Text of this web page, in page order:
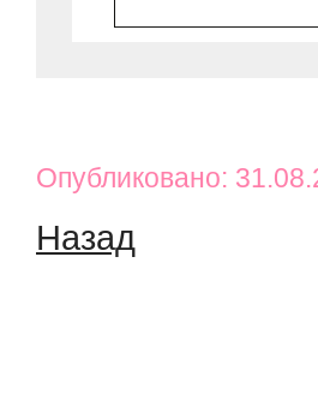
Опубликовано:
Назад